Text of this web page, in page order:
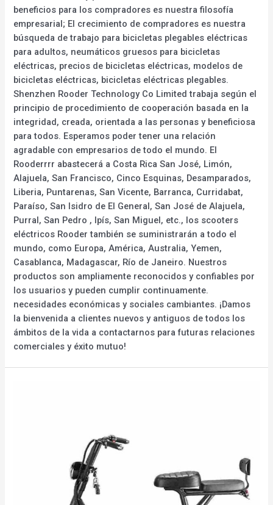
beneficios para los compradores es nuestra filosofía
empresarial; El crecimiento de compradores es nuestra
búsqueda de trabajo para bicicletas plegables eléctricas
para adultos, neumáticos gruesos para bicicletas
eléctricas, precios de bicicletas eléctricas, modelos de
bicicletas eléctricas, bicicletas eléctricas plegables.
Shenzhen Rooder Technology Co Limited trabaja según el
principio de procedimiento de cooperación basada en la
integridad, creada, orientada a las personas y beneficiosa
para todos. Esperamos poder tener una relación
agradable con empresarios de todo el mundo. El
Rooderrrr abastecerá a Costa Rica San José, Limón,
Alajuela, San Francisco, Cinco Esquinas, Desamparados,
Liberia, Puntarenas, San Vicente, Barranca, Curridabat,
Paraíso, San Isidro de El General, San José de Alajuela,
Purral, San Pedro , Ipís, San Miguel, etc., los scooters
eléctricos Rooder también se suministrarán a todo el
mundo, como Europa, América, Australia, Yemen,
Casablanca, Madagascar, Río de Janeiro. Nuestros
productos son ampliamente reconocidos y confiables por
los usuarios y pueden cumplir continuamente.
necesidades económicas y sociales cambiantes. ¡Damos
la bienvenida a clientes nuevos y antiguos de todos los
ámbitos de la vida a contactarnos para futuras relaciones
comerciales y éxito mutuo!